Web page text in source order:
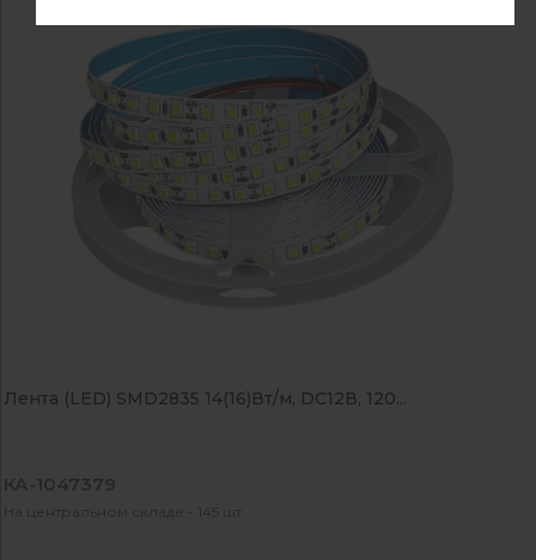
Лента (LED) SMD2835 14(16)Вт/м, DC12В, 120...
КА-1047379
На центральном складе - 145 шт